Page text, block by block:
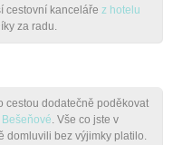
cestovní kanceláře z hotelu
za radu.
cestou dodatečně poděkovat
Bešeňové. Vše co jste v
domluvili bez výjimky platilo.